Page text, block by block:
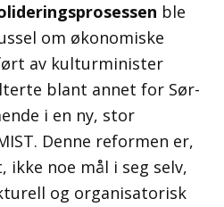
ble
om økonomiske
av kulturminister
blant annet for Sør-
i en ny, stor
Denne reformen er,
noe mål i seg selv,
og organisatorisk